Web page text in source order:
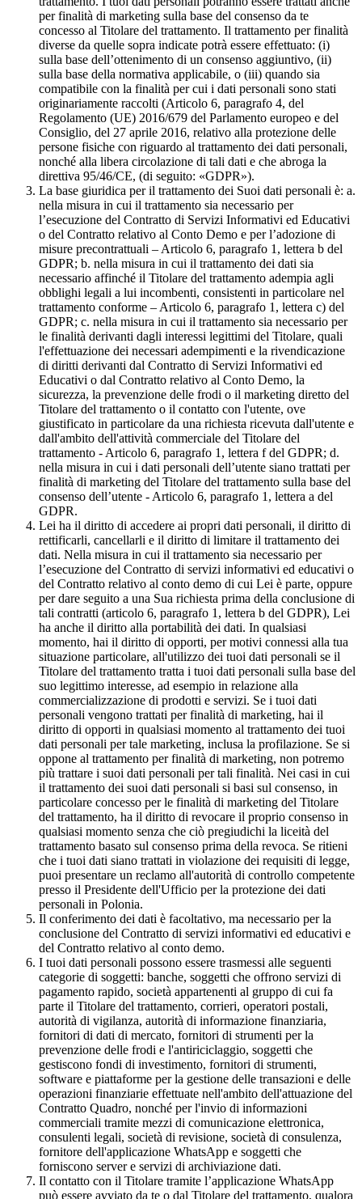
per finalità di marketing sulla base del consenso da te
concesso al Titolare del trattamento. Il trattamento per finalità
diverse da quelle sopra indicate potrà essere effettuato: (i)
sulla base dell’ottenimento di un consenso aggiuntivo, (ii)
sulla base della normativa applicabile, o (iii) quando sia
compatibile con la finalità per cui i dati personali sono stati
originariamente raccolti (Articolo 6, paragrafo 4, del
Regolamento (UE) 2016/679 del Parlamento europeo e del
Consiglio, del 27 aprile 2016, relativo alla protezione delle
persone fisiche con riguardo al trattamento dei dati personali,
nonché alla libera circolazione di tali dati e che abroga la
direttiva 95/46/CE, (di seguito: «GDPR»).
La base giuridica per il trattamento dei Suoi dati personali è: a.
nella misura in cui il trattamento sia necessario per
l’esecuzione del Contratto di Servizi Informativi ed Educativi
o del Contratto relativo al Conto Demo e per l’adozione di
misure precontrattuali – Articolo 6, paragrafo 1, lettera b del
GDPR; b. nella misura in cui il trattamento dei dati sia
necessario affinché il Titolare del trattamento adempia agli
obblighi legali a lui incombenti, consistenti in particolare nel
trattamento conforme – Articolo 6, paragrafo 1, lettera c) del
GDPR; c. nella misura in cui il trattamento sia necessario per
le finalità derivanti dagli interessi legittimi del Titolare, quali
l'effettuazione dei necessari adempimenti e la rivendicazione
di diritti derivanti dal Contratto di Servizi Informativi ed
Educativi o dal Contratto relativo al Conto Demo, la
sicurezza, la prevenzione delle frodi o il marketing diretto del
Titolare del trattamento o il contatto con l'utente, ove
giustificato in particolare da una richiesta ricevuta dall'utente e
dall'ambito dell'attività commerciale del Titolare del
trattamento - Articolo 6, paragrafo 1, lettera f del GDPR; d.
nella misura in cui i dati personali dell’utente siano trattati per
finalità di marketing del Titolare del trattamento sulla base del
consenso dell’utente - Articolo 6, paragrafo 1, lettera a del
GDPR.
Lei ha il diritto di accedere ai propri dati personali, il diritto di
rettificarli, cancellarli e il diritto di limitare il trattamento dei
dati. Nella misura in cui il trattamento sia necessario per
l’esecuzione del Contratto di servizi informativi ed educativi o
del Contratto relativo al conto demo di cui Lei è parte, oppure
per dare seguito a una Sua richiesta prima della conclusione di
tali contratti (articolo 6, paragrafo 1, lettera b del GDPR), Lei
ha anche il diritto alla portabilità dei dati. In qualsiasi
momento, hai il diritto di opporti, per motivi connessi alla tua
situazione particolare, all'utilizzo dei tuoi dati personali se il
Titolare del trattamento tratta i tuoi dati personali sulla base del
suo legittimo interesse, ad esempio in relazione alla
commercializzazione di prodotti e servizi. Se i tuoi dati
personali vengono trattati per finalità di marketing, hai il
diritto di opporti in qualsiasi momento al trattamento dei tuoi
dati personali per tale marketing, inclusa la profilazione. Se si
oppone al trattamento per finalità di marketing, non potremo
più trattare i suoi dati personali per tali finalità. Nei casi in cui
il trattamento dei suoi dati personali si basi sul consenso, in
particolare concesso per le finalità di marketing del Titolare
del trattamento, ha il diritto di revocare il proprio consenso in
qualsiasi momento senza che ciò pregiudichi la liceità del
trattamento basato sul consenso prima della revoca. Se ritieni
che i tuoi dati siano trattati in violazione dei requisiti di legge,
puoi presentare un reclamo all'autorità di controllo competente
presso il Presidente dell'Ufficio per la protezione dei dati
personali in Polonia.
Il conferimento dei dati è facoltativo, ma necessario per la
conclusione del Contratto di servizi informativi ed educativi e
del Contratto relativo al conto demo.
I tuoi dati personali possono essere trasmessi alle seguenti
categorie di soggetti: banche, soggetti che offrono servizi di
pagamento rapido, società appartenenti al gruppo di cui fa
parte il Titolare del trattamento, corrieri, operatori postali,
autorità di vigilanza, autorità di informazione finanziaria,
fornitori di dati di mercato, fornitori di strumenti per la
prevenzione delle frodi e l'antiriciclaggio, soggetti che
gestiscono fondi di investimento, fornitori di strumenti,
software e piattaforme per la gestione delle transazioni e delle
operazioni finanziarie effettuate nell'ambito dell'attuazione del
Contratto Quadro, nonché per l'invio di informazioni
commerciali tramite mezzi di comunicazione elettronica,
consulenti legali, società di revisione, società di consulenza,
fornitore dell'applicazione WhatsApp e soggetti che
forniscono server e servizi di archiviazione dati.
Il contatto con il Titolare tramite l’applicazione WhatsApp
può essere avviato da te o dal Titolare del trattamento, qualora